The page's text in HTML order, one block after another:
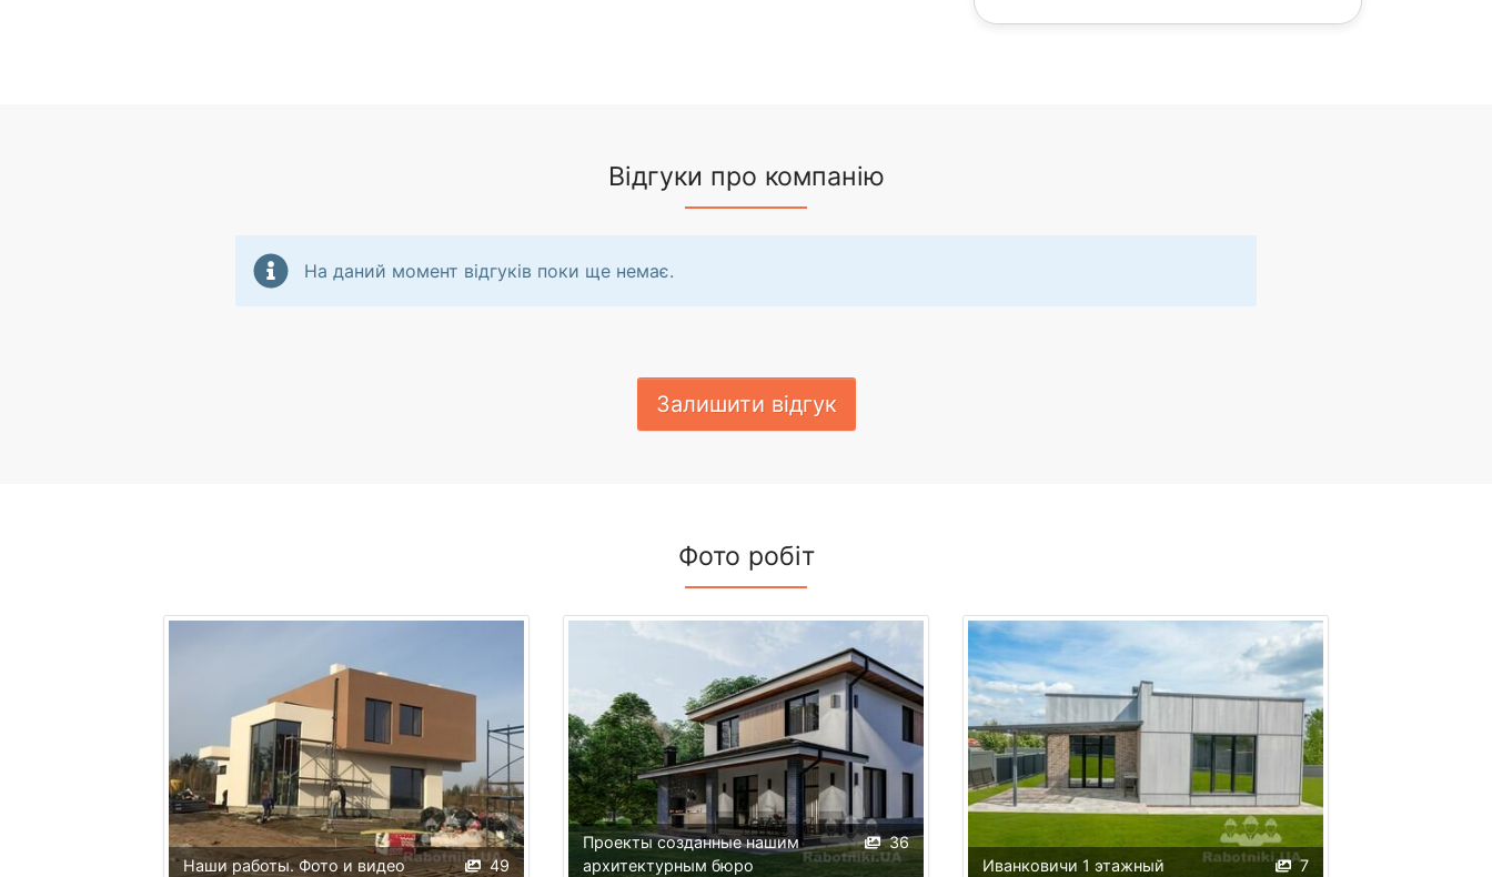
Відгуки про компанію
На даний момент відгуків поки ще немає.
Залишити відгук
Фото робіт
49
Наши работы. Фото и видео
36
Проекты созданные нашим
архитектурным бюро
7
Иванковичи 1 этажный